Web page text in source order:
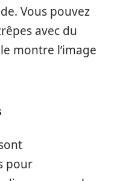
Vous pouvez
avec du
montre l’image
pour